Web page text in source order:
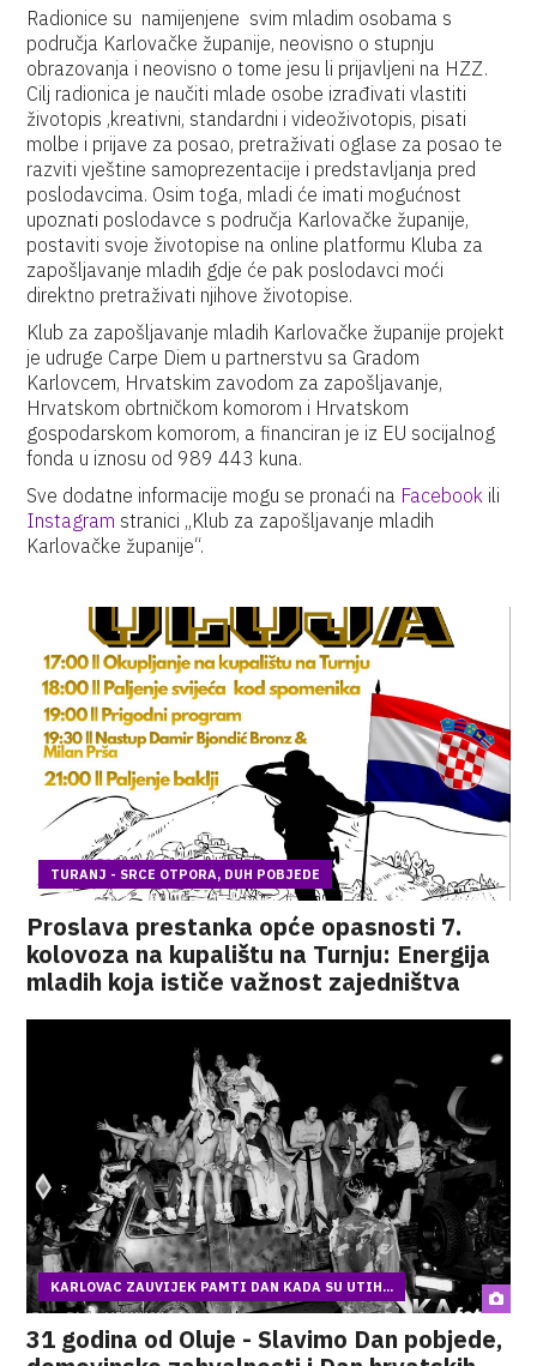
Radionice su namijenjene svim mladim osobama s
područja Karlovačke županije, neovisno o stupnju
obrazovanja i neovisno o tome jesu li prijavljeni na HZZ.
Cilj radionica je naučiti mlade osobe izrađivati vlastiti
životopis ,kreativni, standardni i videoživotopis, pisati
molbe i prijave za posao, pretraživati oglase za posao te
razviti vještine samoprezentacije i predstavljanja pred
poslodavcima. Osim toga, mladi će imati mogućnost
upoznati poslodavce s područja Karlovačke županije,
postaviti svoje životopise na online platformu Kluba za
zapošljavanje mladih gdje će pak poslodavci moći
direktno pretraživati njihove životopise.
Klub za zapošljavanje mladih Karlovačke županije projekt
je udruge Carpe Diem u partnerstvu sa Gradom
Karlovcem, Hrvatskim zavodom za zapošljavanje,
Hrvatskom obrtničkom komorom i Hrvatskom
gospodarskom komorom, a financiran je iz EU socijalnog
fonda u iznosu od 989 443 kuna.
Sve dodatne informacije mogu se pronaći na Facebook ili
Instagram stranici „Klub za zapošljavanje mladih
Karlovačke županije“.
TURANJ - SRCE OTPORA, DUH POBJEDE
Proslava prestanka opće opasnosti 7.
kolovoza na kupalištu na Turnju: Energija
mladih koja ističe važnost zajedništva
KARLOVAC ZAUVIJEK PAMTI DAN KADA SU UTIH...
31 godina od Oluje - Slavimo Dan pobjede,